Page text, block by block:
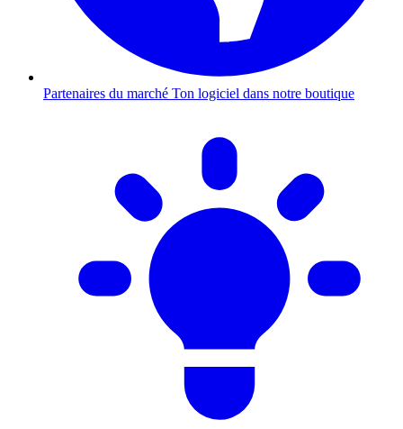
Partenaires du marché Ton logiciel dans notre boutique